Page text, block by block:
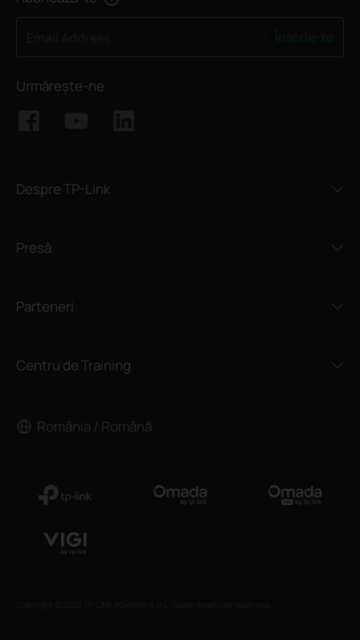
Urmărește-ne
Despre TP-Link
Presă
Parteneri
Centru de Training
România / Română